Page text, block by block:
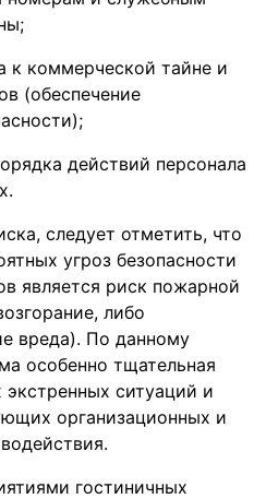
к коммерческой тайне и
(обеспечение
действий персонала
следует отметить, что
угроз безопасности
является риск пожарной
либо
вреда). По данному
особенно тщательная
ситуаций и
организационных и
гостиничных